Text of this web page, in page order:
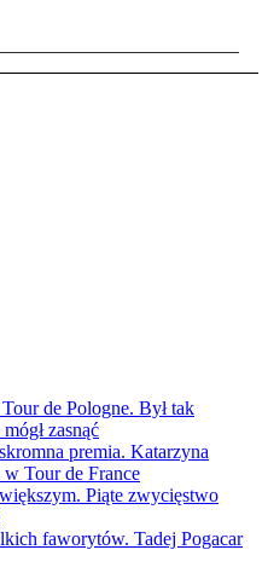
de Pologne. Był tak
zasnąć
premia. Katarzyna
Tour de France
Piąte zwycięstwo
faworytów. Tadej Pogacar